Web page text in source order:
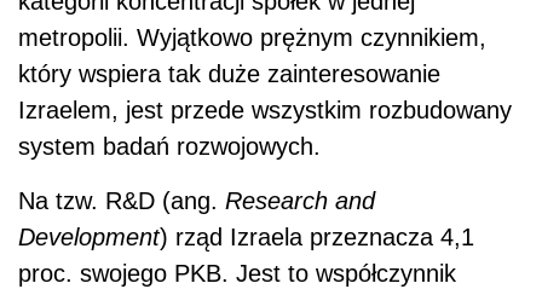
metropolii. Wyjątkowo prężnym czynnikiem,
który wspiera tak duże zainteresowanie
Izraelem, jest przede wszystkim rozbudowany
system badań rozwojowych.
Na tzw. R&D (ang. Research and
Development) rząd Izraela przeznacza 4,1
proc. swojego PKB. Jest to współczynnik